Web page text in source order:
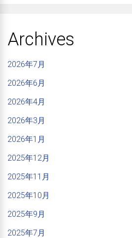
Archives
2026年7月
2026年6月
2026年4月
2026年3月
2026年1月
2025年12月
2025年11月
2025年10月
2025年9月
2025年7月